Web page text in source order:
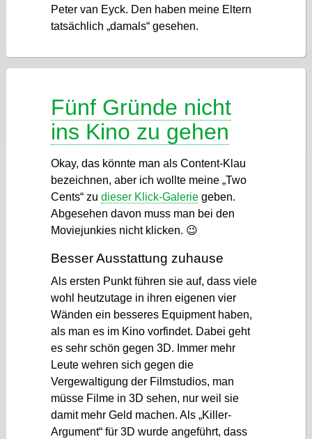
Peter van Eyck. Den haben meine Eltern
tatsächlich „damals“ gesehen.
Fünf Gründe nicht
ins Kino zu gehen
Okay, das könnte man als Content-Klau
bezeichnen, aber ich wollte meine „Two
Cents“ zu dieser Klick-Galeriegeben.
Abgesehen davon muss man bei den
Moviejunkies nicht klicken. 😉
Besser Ausstattung zuhause
Als ersten Punkt führen sie auf, dass viele
wohl heutzutage in ihren eigenen vier
Wänden ein besseres Equipment haben,
als man es im Kino vorfindet. Dabei geht
es sehr schön gegen 3D. Immer mehr
Leute wehren sich gegen die
Vergewaltigung der Filmstudios, man
müsse Filme in 3D sehen, nur weil sie
damit mehr Geld machen. Als „Killer-
Argument“ für 3D wurde angeführt, dass